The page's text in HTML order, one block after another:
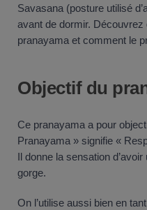
Savasana (posture utilisé
avant de dormir.
pranayama et comment le
Objectif du
Ce pranayama a pour
Pranayama » signifie «
Il donne la sensation
gorge.
On l’utilise aussi bien en